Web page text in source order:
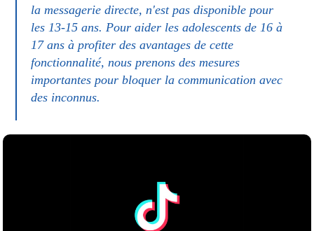
la messagerie directe, n'est pas disponible pour
les 13-15 ans. Pour aider les adolescents de 16 à
17 ans à profiter des avantages de cette
fonctionnalité, nous prenons des mesures
importantes pour bloquer la communication avec
des inconnus.